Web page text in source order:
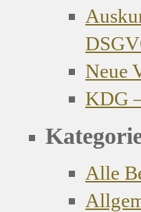
Neue
KDG
Alle